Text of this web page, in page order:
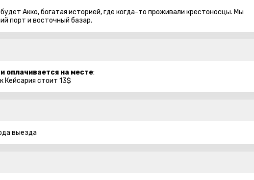
Акко, богатая историей, где когда-то проживали крестоносцы. Мы
порт и восточный базар.
оплачивается на месте:
Кейсария стоит 13$
выезда